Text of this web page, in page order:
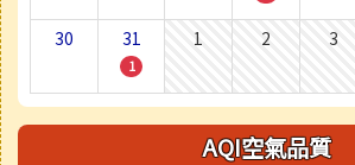
30 31
1
1 2 3
AQI空氣品質